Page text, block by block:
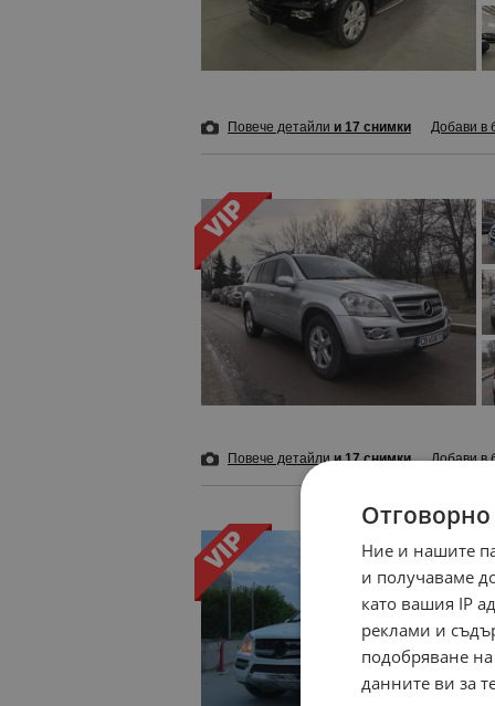
Повече детайли и 17 снимки Добави в
Повече детайлии 17 снимки Добави в
Ние и нашите
и получаваме
като вашия IP
реклами и
подобряване на
данните ви за